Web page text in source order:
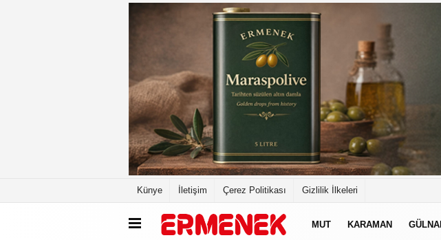
Künye İletişim Çerez Politikası Gizlilik İlkeleri
MUT KARAMAN